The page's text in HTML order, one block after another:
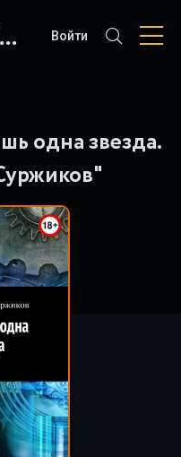
SLUSHAT-KNIGI.COM Войти
одна звезда.